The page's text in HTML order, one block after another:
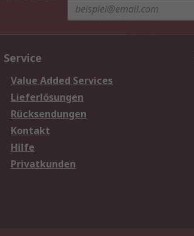
Service
Value Added Services
Lieferlösungen
Rücksendungen
Kontakt
Hilfe
Privatkunden